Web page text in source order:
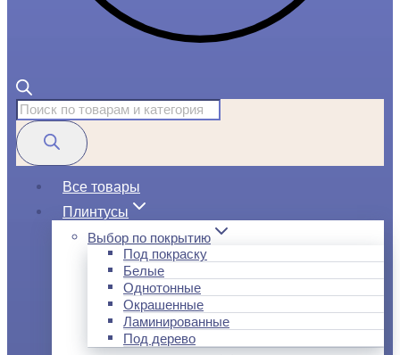
Поиск
товаров
Все товары
Плинтусы
Выбор по покрытию
Под покраску
Белые
Однотонные
Окрашенные
Ламинированные
Под дерево